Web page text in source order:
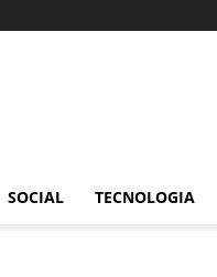
SOCIAL TECNOLOGIA